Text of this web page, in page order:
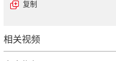
复制
相关视频